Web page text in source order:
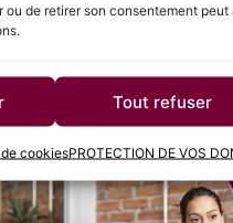
ou de retirer son consentement
Tout refuser
cookiesPROTECTION DE VOS